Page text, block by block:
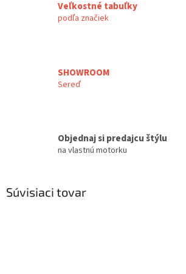
Veľkostné tabuľky
podľa značiek
SHOWROOM
Sereď
Objednaj si predajcu štýlu
na vlastnú motorku
Súvisiaci tovar